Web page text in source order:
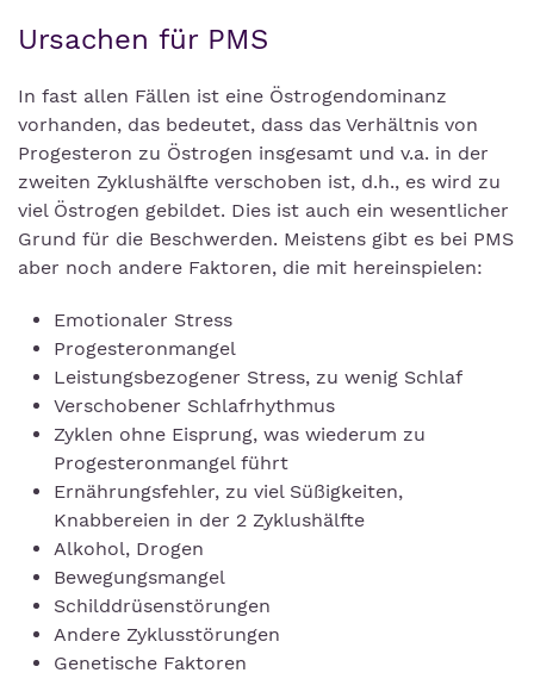
Ursachen für PMS
In fast allen Fällen ist eine Östrogendominanz
vorhanden, das bedeutet, dass das Verhältnis von
Progesteron zu Östrogen insgesamt und v.a. in der
zweiten Zyklushälfte verschoben ist, d.h., es wird zu
viel Östrogen gebildet. Dies ist auch ein wesentlicher
Grund für die Beschwerden. Meistens gibt es bei PMS
aber noch andere Faktoren, die mit hereinspielen:
Emotionaler Stress
Progesteronmangel
Leistungsbezogener Stress, zu wenig Schlaf
Verschobener Schlafrhythmus
Zyklen ohne Eisprung, was wiederum zu
Progesteronmangel führt
Ernährungsfehler, zu viel Süßigkeiten,
Knabbereien in der 2 Zyklushälfte
Alkohol, Drogen
Bewegungsmangel
Schilddrüsenstörungen
Andere Zyklusstörungen
Genetische Faktoren